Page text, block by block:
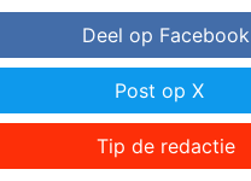
Deel op Facebook
Post op X
Tip de redactie